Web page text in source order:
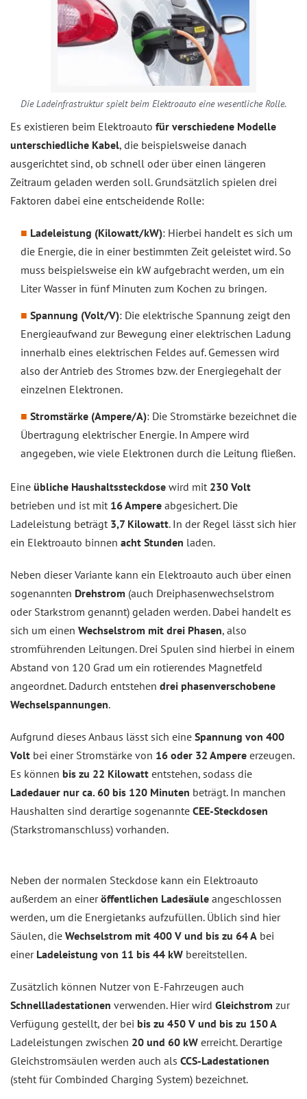
Die Ladeinfrastruktur spielt beim Elektroauto eine wesentliche Rolle.
Es existieren beim Elektroauto für verschiedene Modelle
unterschiedliche Kabel, die beispielsweise danach
ausgerichtet sind, ob schnell oder über einen längeren
Zeitraum geladen werden soll. Grundsätzlich spielen drei
Faktoren dabei eine entscheidende Rolle:
Ladeleistung (Kilowatt/kW): Hierbei handelt es sich um
die Energie, die in einer bestimmten Zeit geleistet wird. So
muss beispielsweise ein kW aufgebracht werden, um ein
Liter Wasser in fünf Minuten zum Kochen zu bringen.
Spannung (Volt/V): Die elektrische Spannung zeigt den
Energieaufwand zur Bewegung einer elektrischen Ladung
innerhalb eines elektrischen Feldes auf. Gemessen wird
also der Antrieb des Stromes bzw. der Energiegehalt der
einzelnen Elektronen.
Stromstärke (Ampere/A): Die Stromstärke bezeichnet die
Übertragung elektrischer Energie. In Ampere wird
angegeben, wie viele Elektronen durch die Leitung fließen.
Eine übliche Haushaltssteckdose wird mit 230 Volt
betrieben und ist mit 16 Ampere abgesichert. Die
Ladeleistung beträgt 3,7 Kilowatt. In der Regel lässt sich hier
ein Elektroauto binnen acht Stunden laden.
Neben dieser Variante kann ein Elektroauto auch über einen
sogenannten Drehstrom (auch Dreiphasenwechselstrom
oder Starkstrom genannt) geladen werden. Dabei handelt es
sich um einen Wechselstrom mit drei Phasen, also
stromführenden Leitungen. Drei Spulen sind hierbei in einem
Abstand von 120 Grad um ein rotierendes Magnetfeld
angeordnet. Dadurch entstehen drei phasenverschobene
Wechselspannungen.
Aufgrund dieses Anbaus lässt sich eine Spannung von 400
Volt bei einer Stromstärke von 16 oder 32 Ampere erzeugen.
Es können bis zu 22 Kilowatt entstehen, sodass die
Ladedauer nur ca. 60 bis 120 Minuten beträgt. In manchen
Haushalten sind derartige sogenannte CEE-Steckdosen
(Starkstromanschluss) vorhanden.
Neben der normalen Steckdose kann ein Elektroauto
außerdem an eineröffentlichen Ladesäule angeschlossen
werden, um die Energietanks aufzufüllen. Üblich sind hier
Säulen, die Wechselstrom mit 400 V und bis zu 64 A bei
einer Ladeleistung von 11 bis 44 kW bereitstellen.
Zusätzlich können Nutzer von E-Fahrzeugen auch
Schnellladestationen verwenden. Hier wird Gleichstrom zur
Verfügung gestellt, der bei bis zu 450 V und bis zu 150 A
Ladeleistungen zwischen 20 und 60 kW erreicht. Derartige
Gleichstromsäulen werden auch als CCS-Ladestationen
(steht für Combinded Charging System) bezeichnet.